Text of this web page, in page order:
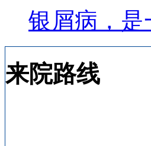
银屑病，
来院路线